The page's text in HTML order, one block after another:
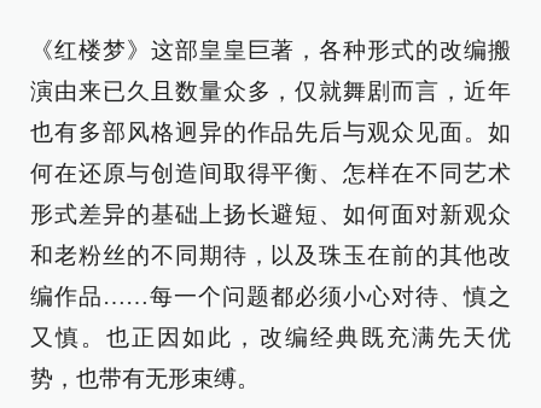
《红楼梦》这部皇皇巨著，各种形式的改编搬
演由来已久且数量众多，仅就舞剧而言，近年
也有多部风格迥异的作品先后与观众见面。如
何在还原与创造间取得平衡、怎样在不同艺术
形式差异的基础上扬长避短、如何面对新观众
和老粉丝的不同期待，以及珠玉在前的其他改
编作品……每一个问题都必须小心对待、慎之
又慎。也正因如此，改编经典既充满先天优
势，也带有无形束缚。